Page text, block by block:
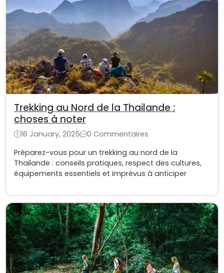
Trekking au Nord de la Thailande :
choses à noter
16 January, 2025
0 Commentaires
Préparez-vous pour un trekking au nord de la
Thaïlande : conseils pratiques, respect des cultures,
équipements essentiels et imprévus à anticiper